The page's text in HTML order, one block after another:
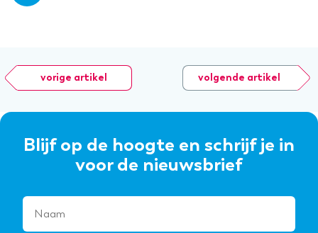
vorige artikel volgende artikel
Blijf op de hoogte en schrijf je in
voor de nieuwsbrief